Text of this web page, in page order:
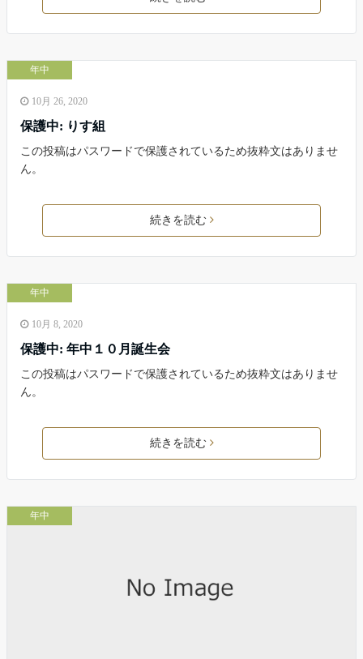
年中
10月 26, 2020
保護中: りす組
この投稿はパスワードで保護されているため抜粋文はありませ
ん。
続きを読む
年中
10月 8, 2020
保護中: 年中１０月誕生会
この投稿はパスワードで保護されているため抜粋文はありませ
ん。
続きを読む
年中